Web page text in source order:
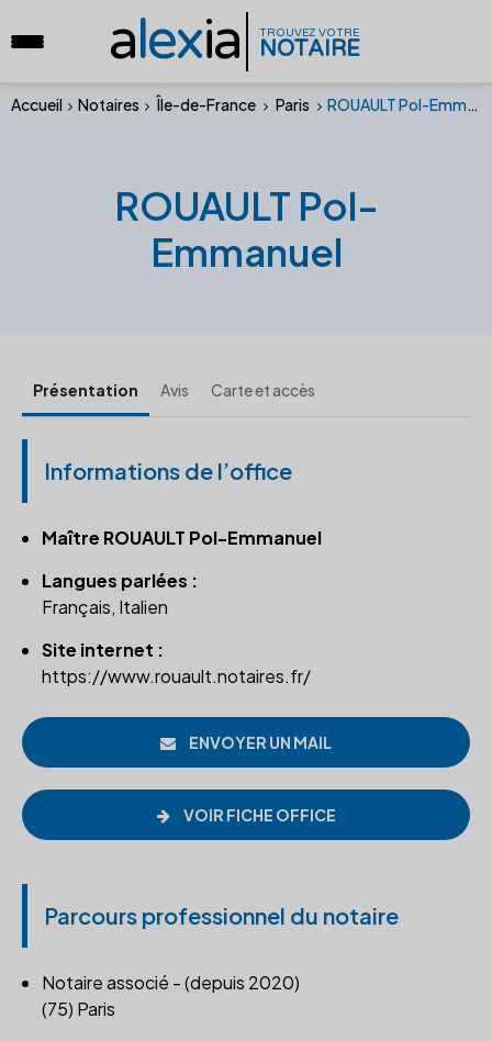
alexia TROUVEZ VOTRE
NOTAIRE
Accueil Notaires Île-de-France Paris ROUAULT Pol-Emmanuel
ROUAULT Pol-
Emmanuel
Présentation Avis Carte et accès
Informations de l’office
Maître ROUAULT Pol-Emmanuel
Langues parlées :
Français, Italien
Site internet :
https://www.rouault.notaires.fr/
ENVOYER UN MAIL
VOIR FICHE OFFICE
Parcours professionnel du notaire
Notaire associé - (depuis 2020)
(75) Paris